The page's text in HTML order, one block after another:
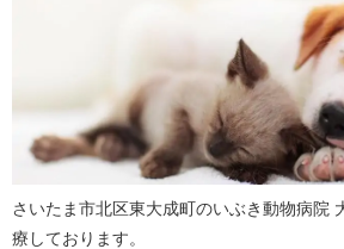
さいたま市北区東大成町のいぶき動物病院
療しております。